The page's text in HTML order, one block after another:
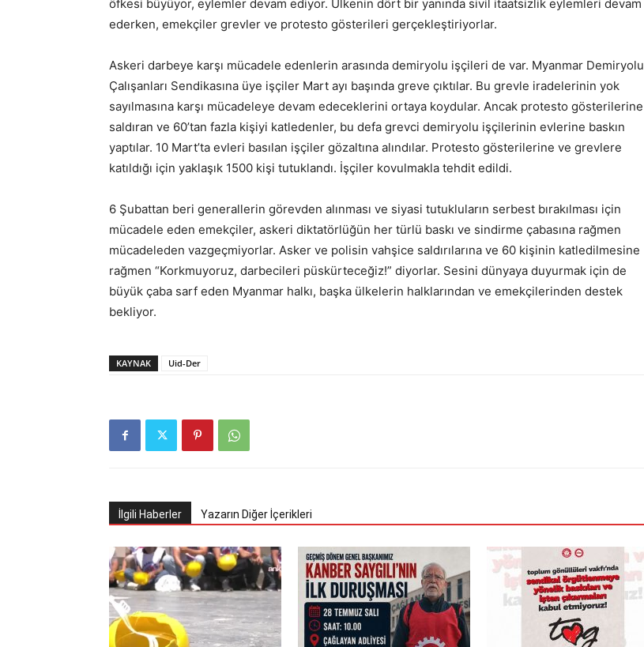
öfkesi büyüyor, eylemler devam ediyor. Ülkenin dört bir yanında sivil itaatsizlik eylemleri devam
ederken, emekçiler grevler ve protesto gösterileri gerçekleştiriyorlar.
Askeri darbeye karşı mücadele edenlerin arasında demiryolu işçileri de var. Myanmar Demiryolu
Çalışanları Sendikasına üye işçiler Mart ayı başında greve çıktılar. Bu grevle iradelerinin yok
sayılmasına karşı mücadeleye devam edeceklerini ortaya koydular. Ancak protesto gösterilerine
saldıran ve 60’tan fazla kişiyi katledenler, bu defa grevci demiryolu işçilerinin evlerine baskın
yaptılar. 10 Mart’ta evleri basılan işçiler gözaltına alındılar. Protesto gösterilerine ve grevlere
katıldığı için yaklaşık 1500 kişi tutuklandı. İşçiler kovulmakla tehdit edildi.
6 Şubattan beri generallerin görevden alınması ve siyasi tutukluların serbest bırakılması için
mücadele eden emekçiler, askeri diktatörlüğün her türlü baskı ve sindirme çabasına rağmen
mücadeleden vazgeçmiyorlar. Asker ve polisin vahşice saldırılarına ve 60 kişinin katledilmesine
rağmen “Korkmuyoruz, darbecileri püskürteceğiz!” diyorlar. Sesini dünyaya duyurmak için de
büyük çaba sarf eden Myanmar halkı, başka ülkelerin halklarından ve emekçilerinden destek
bekliyor.
KAYNAK Uid-Der
İlgili Haberler Yazarın Diğer İçerikleri